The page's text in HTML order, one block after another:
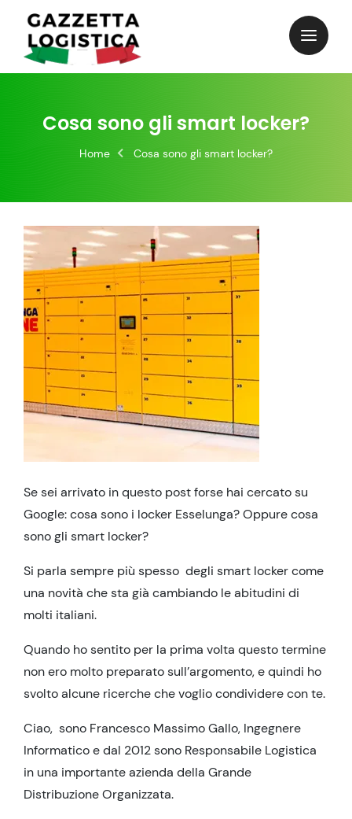
content
Cosa sono gli smart locker?
Home Cosa sono gli smart locker?
Se sei arrivato in questo post forse hai cercato su
Google: cosa sono i locker Esselunga? Oppure cosa
sono gli smart locker?
Si parla sempre più spesso degli smart locker come
una novità che sta già cambiando le abitudini di
molti italiani.
Quando ho sentito per la prima volta questo termine
non ero molto preparato sull’argomento, e quindi ho
svolto alcune ricerche che voglio condividere con te.
Ciao, sono Francesco Massimo Gallo, Ingegnere
Informatico e dal 2012 sono Responsabile Logistica
in una importante azienda della Grande
Distribuzione Organizzata.